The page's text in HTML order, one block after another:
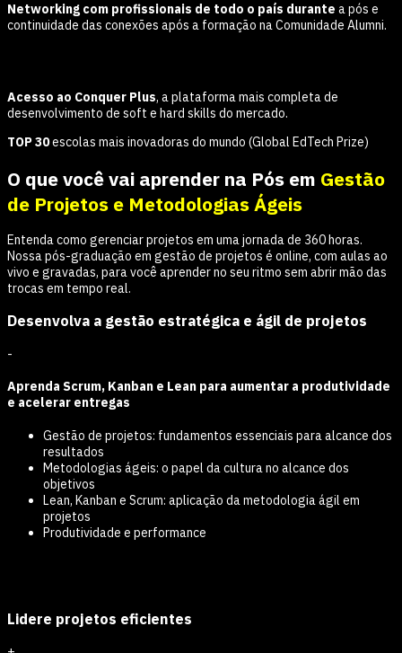
Networking com profissionais de todo o país durante a pós e
continuidade das conexões após a formação na Comunidade Alumni.
Acesso ao Conquer Plus, a plataforma mais completa de
desenvolvimento de soft e hard skills do mercado.
TOP 30escolas mais inovadoras do mundo (Global EdTech Prize)
O que você vai aprender na Pós em Gestão
de Projetos e Metodologias Ágeis
Entenda como gerenciar projetos em uma jornada de 360 horas.
Nossa pós-graduação em gestão de projetos é online, com aulas ao
vivo e gravadas, para você aprender no seu ritmo sem abrir mão das
trocas em tempo real.
Desenvolva a gestão estratégica e ágil de projetos
-
Aprenda Scrum, Kanban e Lean para aumentar a produtividade
e acelerar entregas
Gestão de projetos: fundamentos essenciais para alcance dos
resultados
Metodologias ágeis: o papel da cultura no alcance dos
objetivos
Lean, Kanban e Scrum: aplicação da metodologia ágil em
projetos
Produtividade e performance
Lidere projetos eficientes